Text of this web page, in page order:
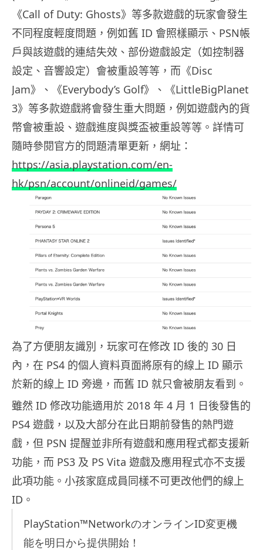
《Call of Duty: Ghosts》等多款遊戲的玩家會發生
不同程度輕度問題，例如舊 ID 會照樣顯示、PSN帳
戶與該遊戲的連結失效、部份遊戲設定（如控制器
設定、音響設定）會被重設等等，而《Disc
Jam》、《Everybody’s Golf》、《LittleBigPlanet
3》等多款遊戲將會發生重大問題，例如遊戲內的貨
幣會被重設、遊戲進度與獎盃被重設等等。詳情可
隨時參閱官方的問題清單更新，網址：
https://asia.playstation.com/en-
hk/psn/account/onlineid/games/
為了方便朋友識別，玩家可在修改 ID 後的 30 日
內，在 PS4 的個人資料頁面將原有的線上 ID 顯示
於新的線上 ID 旁邊，而舊 ID 就只會被朋友看到。
雖然 ID 修改功能適用於 2018 年 4 月 1 日後發售的
PS4 遊戲，以及大部分在此日期前發售的熱門遊
戲，但 PSN 提醒並非所有遊戲和應用程式都支援新
功能，而 PS3 及 PS Vita 遊戲及應用程式亦不支援
此項功能。小孩家庭成員同樣不可更改他們的線上
ID。
PlayStation™NetworkのオンラインID変更機
能を明日から提供開始！